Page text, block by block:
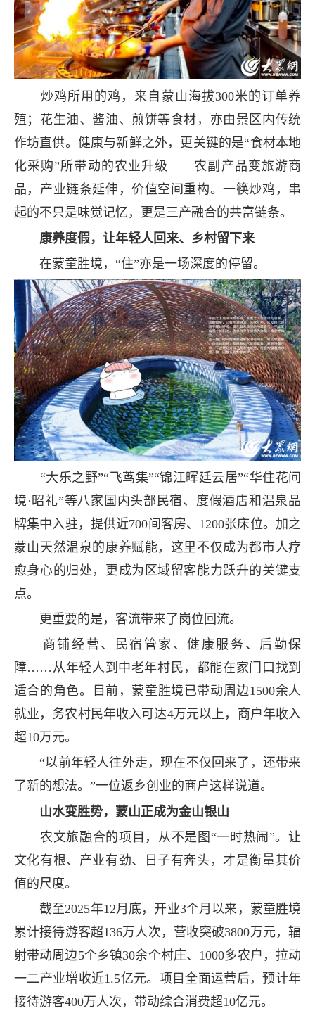
炒鸡所用的鸡，来自蒙山海拔300米的订单养
殖；花生油、酱油、煎饼等食材，亦由景区内传统
作坊直供。健康与新鲜之外，更关键的是“食材本地
化采购”所带动的农业升级——农副产品变旅游商
品，产业链条延伸，价值空间重构。一筷炒鸡，串
起的不只是味觉记忆，更是三产融合的共富链条。
康养度假，让年轻人回来、乡村留下来
在蒙童胜境，“住”亦是一场深度的停留。
“大乐之野”“飞茑集”“锦江晖廷云居”“华住花间
境·昭礼”等八家国内头部民宿、度假酒店和温泉品
牌集中入驻，提供近700间客房、1200张床位。加之
蒙山天然温泉的康养赋能，这里不仅成为都市人疗
愈身心的归处，更成为区域留客能力跃升的关键支
点。
更重要的是，客流带来了岗位回流。
商铺经营、民宿管家、健康服务、后勤保
障……从年轻人到中老年村民，都能在家门口找到
适合的角色。目前，蒙童胜境已带动周边1500余人
就业，务农村民年收入可达4万元以上，商户年收入
超10万元。
“以前年轻人往外走，现在不仅回来了，还带来
了新的想法。”一位返乡创业的商户这样说道。
山水变胜势，蒙山正成为金山银山
农文旅融合的项目，从不是图“一时热闹”。让
文化有根、产业有劲、日子有奔头，才是衡量其价
值的尺度。
截至2025年12月底，开业3个月以来，蒙童胜境
累计接待游客超136万人次，营收突破3800万元，辐
射带动周边5个乡镇30余个村庄、1000多农户，拉动
一二产业增收近1.5亿元。项目全面运营后，预计年
接待游客400万人次，带动综合消费超10亿元。